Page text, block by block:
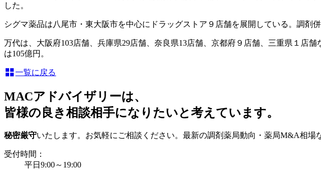
した。
シグマ薬品は八尾市・東大阪市を中心にドラッグストア９店舗を展開している。調剤
万代は、大阪府103店舗、兵庫県29店舗、奈良県13店舗、京都府９店舗、三重県１店
は105億円。
一覧に戻る
MACアドバイザリーは、
皆様の良き相談相手になりたいと考えています。
秘密厳守いたします。お気軽にご相談ください。最新の調剤薬局動向・薬局M&A相場
受付時間：
平日9:00～19:00